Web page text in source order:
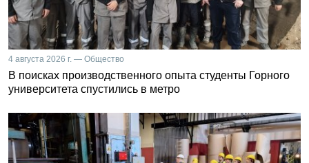
4 августа 2026 г. — Общество
В поисках производственного опыта студенты Горного
университета спустились в метро